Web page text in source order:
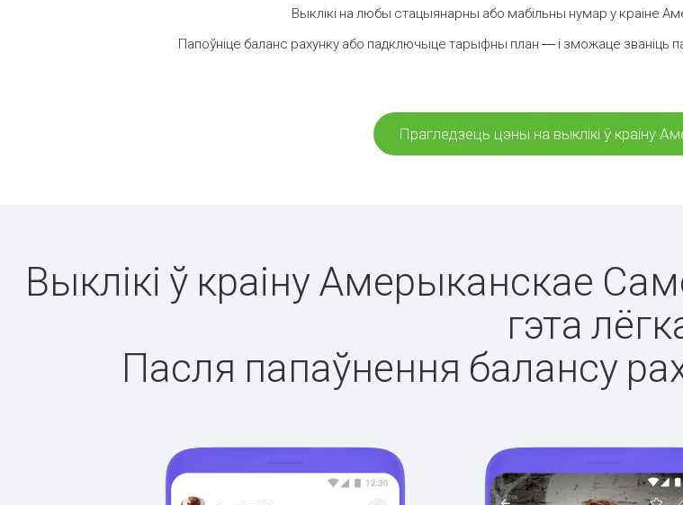
Выклікі на любы стацыянарны або мабільны нумар у краіне
Папоўніце баланс рахунку або падключыце тарыфны план — і зможаце званіць
Прагледзець цэны на выклікі ў краіну
Выклікі ў краіну Амерыканскае
гэта
Пасля папаўнення балансу